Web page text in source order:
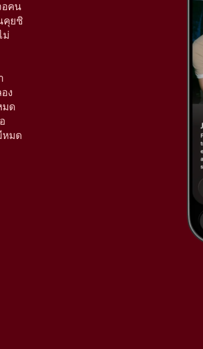
อคน
คุยชิ
ม่
ง
มด
หมด